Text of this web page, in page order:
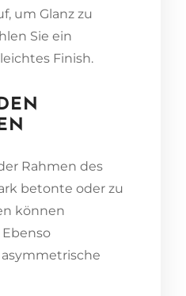
um Glanz zu
Sie ein
Finish.
Rahmen des
betonte oder zu
können